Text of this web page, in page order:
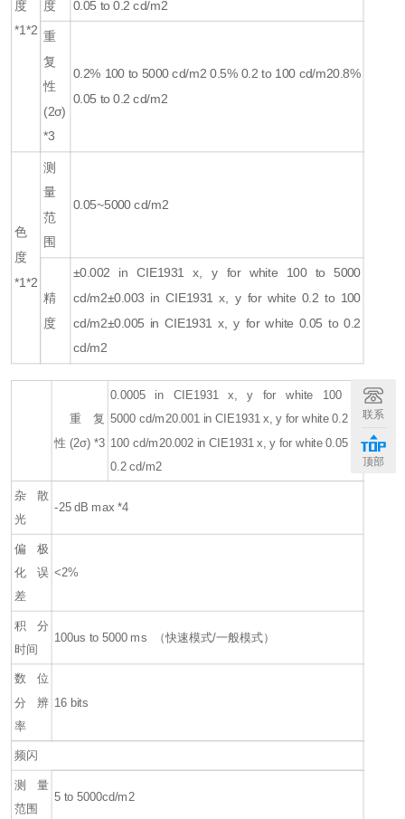
度
*1*2
度 0.05 to 0.2 cd/m2
重
复
性
(2σ)
*3
0.2% 100 to 5000 cd/m2 0.5% 0.2 to 100 cd/m20.8%
0.05 to 0.2 cd/m2
色
度
*1*2
测
量
范
围
0.05~5000 cd/m2
精
度
±0.002 in CIE1931 x, y for white 100 to 5000
cd/m2±0.003 in CIE1931 x, y for white 0.2 to 100
cd/m2±0.005 in CIE1931 x, y for white 0.05 to 0.2
cd/m2
重复
性 (2σ) *3
0.0005 in CIE1931 x, y for white 100 to
5000 cd/m20.001 in CIE1931 x, y for white 0.2 to
100 cd/m20.002 in CIE1931 x, y for white 0.05 to
0.2 cd/m2
杂散
光
-25 dB max *4
偏极
化误
差
<2%
积分
时间
100us to 5000 ms （快速模式/一般模式）
数位
分辨
率
16 bits
频闪
测量
范围
5 to 5000cd/m2
联系
顶部